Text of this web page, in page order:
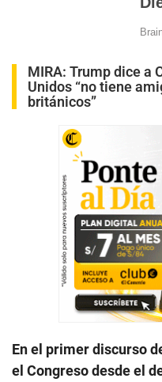
MIRA: Trump dice a
Unidos “no tiene
británicos”
En el primer discurso
el Congreso desde el